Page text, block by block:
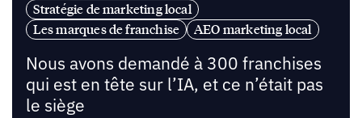
Stratégie de marketing local
Les marques de franchise
AEO marketing local
Nous avons demandé à 300 franchises
qui est en tête sur l’IA, et ce n’était pas
le siège